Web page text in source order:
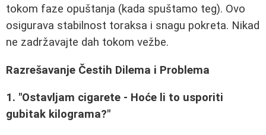
tokom faze opuštanja (kada spuštamo teg). Ovo
osigurava stabilnost toraksa i snagu pokreta. Nikad
ne zadržavajte dah tokom vežbe.
Razrešavanje Čestih Dilema i Problema
1. "Ostavljam cigarete - Hoće li to usporiti
gubitak kilograma?"